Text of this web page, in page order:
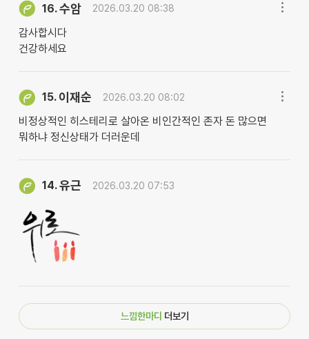
16.수암 2026.03.20 08:38
감사합시다
건강하세요
15. 이재순 2026.03.20 08:02
비정상적인 히스테리로 살아온 비인간적인 존자 돈 많으면
뭐하냐 정신상태가 더러운데
14.유근 2026.03.20 07:53
느낌한마디 더보기